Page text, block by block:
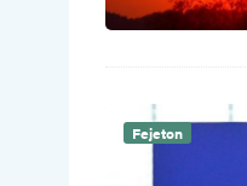
Fejeton